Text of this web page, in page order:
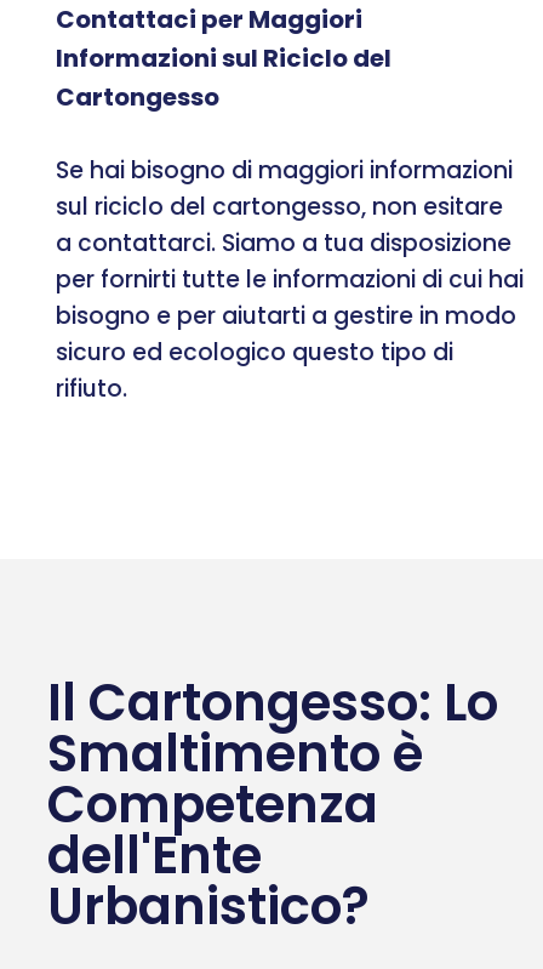
Contattaci per Maggiori
Informazioni sul Riciclo del
Cartongesso
Se hai bisogno di maggiori informazioni
sul riciclo del cartongesso, non esitare
a contattarci. Siamo a tua disposizione
per fornirti tutte le informazioni di cui hai
bisogno e per aiutarti a gestire in modo
sicuro ed ecologico questo tipo di
rifiuto.
Il Cartongesso: Lo
Smaltimento è
Competenza
dell'Ente
Urbanistico?